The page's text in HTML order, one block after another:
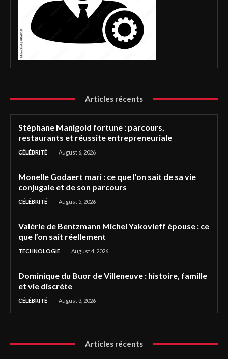
Articles récents
Stéphane Manigold fortune : parcours,
restaurants et réussite entrepreneuriale
CÉLÉBRITÉ August 6, 2026
Monelle Godaert mari : ce que l’on sait de sa vie
conjugale et de son parcours
CÉLÉBRITÉ August 5, 2026
Valérie de Bentzmann Michel Yakovleff épouse : ce
que l’on sait réellement
TECHNOLOGIE August 4, 2026
Dominique du Buor de Villeneuve : histoire, famille
et vie discrète
CÉLÉBRITÉ August 3, 2026
Articles récents